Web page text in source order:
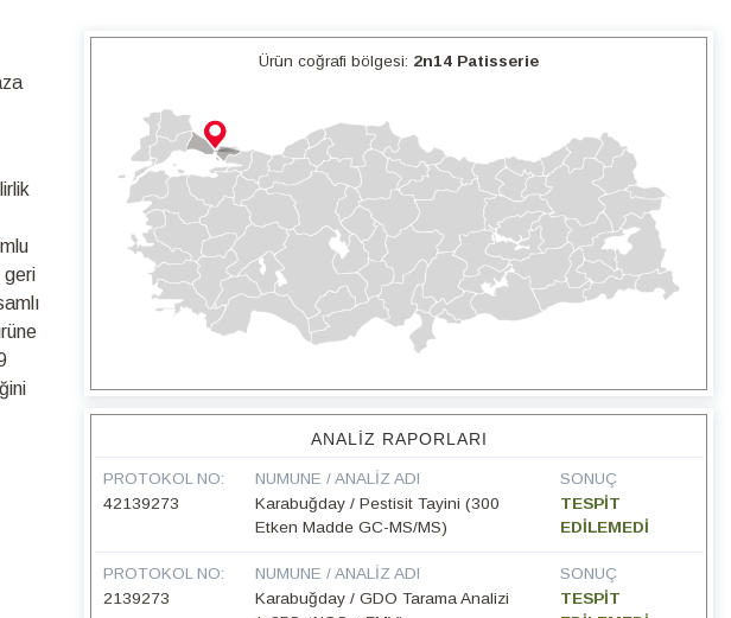
Ürün coğrafi bölgesi: 2n14 Patisserie
ANALIZ RAPORLARI
PROTOKOL NO:
42139273
NUMUNE / ANALIZ ADI
Karabuğday / Pestisit Tayini (300
Etken Madde GC-MS/MS)
SONUÇ
TESPİT
EDİLEMEDİ
PROTOKOL NO:
2139273
NUMUNE / ANALIZ ADI
Karabuğday / GDO Tarama Analizi
SONUÇ
TESPİT
geri